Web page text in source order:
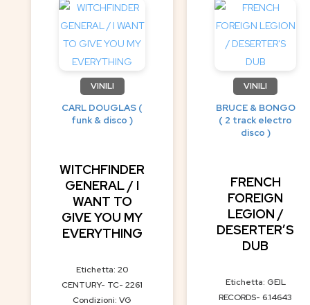
VINILI
CARL DOUGLAS (
funk & disco )
WITCHFINDER
GENERAL / I
WANT TO
GIVE YOU MY
EVERYTHING
Etichetta: 20
CENTURY- TC- 2261
Condizioni: VG
VINILI
BRUCE & BONGO
( 2 track electro
disco )
FRENCH
FOREIGN
LEGION /
DESERTER’S
DUB
Etichetta: GEIL
RECORDS- 6.14643